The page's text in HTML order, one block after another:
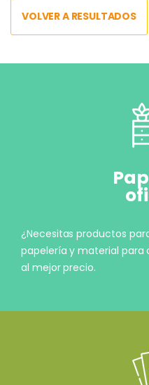
VOLVER A RESULTADOS
¿Necesitas productos
papelería y material para
al mejor precio.